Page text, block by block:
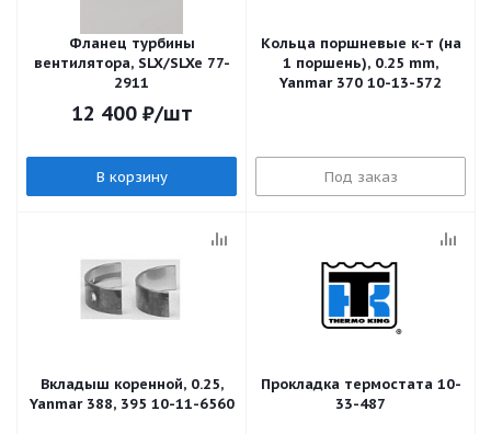
Фланец турбины
вентилятора, SLX/SLXe 77-
2911
12 400₽/шт
В корзину
Кольца поршневые к-т (на
1 поршень), 0.25 mm,
Yanmar 370 10-13-572
Под заказ
Вкладыш коренной, 0.25,
Yanmar 388, 395 10-11-6560
Прокладка термостата 10-
33-487